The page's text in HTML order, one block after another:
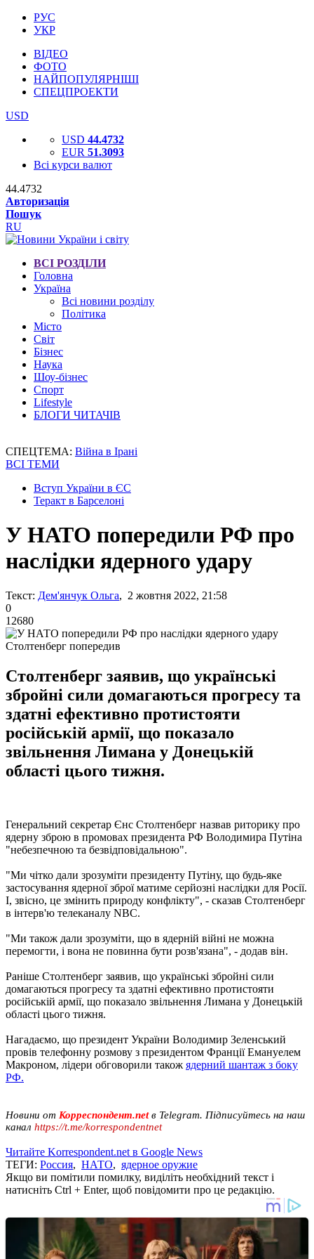
РУС
УКР
ВІДЕО
ФОТО
НАЙПОПУЛЯРНІШІ
СПЕЦПРОЕКТИ
USD
USD 44.4732
EUR 51.3093
Всі курси валют
44.4732
Авторизація
Пошук
RU
ВСІ РОЗДІЛИ
Головна
Україна
Всі новини розділу
Політика
Місто
Світ
Бізнес
Наука
Шоу-бізнес
Спорт
Lifestyle
БЛОГИ ЧИТАЧІВ
СПЕЦТЕМА: Війна в Ірані
ВСІ ТЕМИ
Вступ України в ЄС
Теракт в Барселоні
У НАТО попередили РФ про
наслідки ядерного удару
Текст: Дем'янчук Ольга, 2 жовтня 2022, 21:58
0
12680
Столтенберг попередив
Столтенберг заявив, що українські
збройні сили домагаються прогресу та
здатні ефективно протистояти
російській армії, що показало
звільнення Лимана у Донецькій
області цього тижня.
Генеральний секретар Єнс Столтенберг назвав риторику про
ядерну зброю в промовах президента РФ Володимира Путіна
"небезпечною та безвідповідальною".
"Ми чітко дали зрозуміти президенту Путіну, що будь-яке
застосування ядерної зброї матиме серйозні наслідки для Росії.
І, звісно, ​​це змінить природу конфлікту", - сказав Столтенберг
в інтерв'ю телеканалу NBC.
"Ми також дали зрозуміти, що в ядерній війні не можна
перемогти, і вона не повинна бути розв'язана", - додав він.
Раніше Столтенберг заявив, що українські збройні сили
домагаються прогресу та здатні ефективно протистояти
російській армії, що показало звільнення Лимана у Донецькій
області цього тижня.
Нагадаємо, що президент України Володимир Зеленський
провів телефонну розмову з президентом Франції Емануелем
Макроном, лідери обговорили також ядерний шантаж з боку
РФ.
Новини от Корреспондент.netв Telegram. Підписуйтесь на наш
канал https://t.me/korrespondentnet
Читайте Korrespondent.net в Google News
ТЕГИ: Россия, НАТО, ядерное оружие
Якщо ви помітили помилку, виділіть необхідний текст і
натисніть Ctrl + Enter, щоб повідомити про це редакцію.